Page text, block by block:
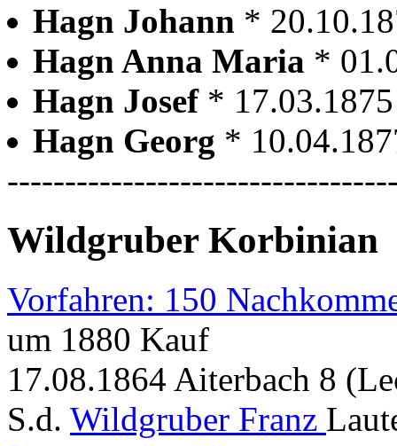
Hagn Johann *
Hagn Anna Maria *
Hagn Josef *
Hagn Georg *
Wildgruber Korbinian
Vorfahren: 150
um 1880 Kauf
17.08.1864 Aiterbach 8
S.d. Wildgruber Franz